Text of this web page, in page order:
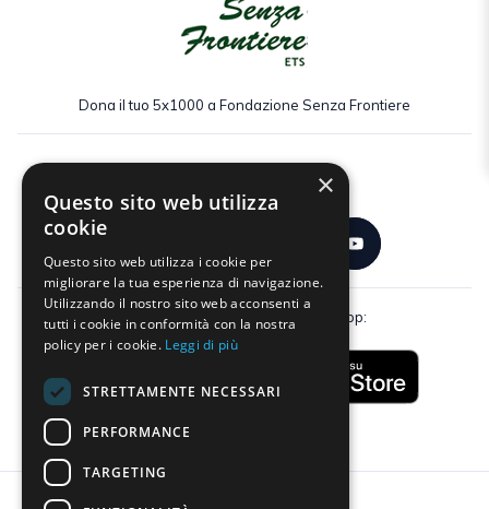
Dona il tuo 5x1000 a Fondazione Senza Frontiere
Scarica gratuitamente la nostra app:
×
Questo sito web utilizza
cookie
Questo sito web utilizza i cookie per
migliorare la tua esperienza di navigazione.
Utilizzando il nostro sito web acconsenti a
tutti i cookie in conformità con la nostra
policy per i cookie. Leggi di più
STRETTAMENTE NECESSARI
PERFORMANCE
TARGETING